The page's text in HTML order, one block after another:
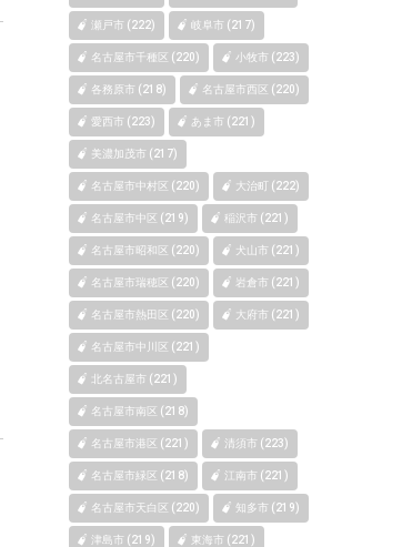
瀬戸市 (222) 岐阜市 (217)
名古屋市千種区 (220) 小牧市 (223)
各務原市 (218) 名古屋市西区 (220)
愛西市 (223) あま市 (221)
美濃加茂市 (217)
名古屋市中村区 (220) 大治町 (222)
名古屋市中区 (219) 稲沢市 (221)
名古屋市昭和区 (220) 犬山市 (221)
名古屋市瑞穂区 (220) 岩倉市 (221)
名古屋市熱田区 (220) 大府市 (221)
名古屋市中川区 (221)
北名古屋市 (221)
名古屋市南区 (218)
名古屋市港区 (221) 清須市 (223)
名古屋市緑区 (218) 江南市 (221)
名古屋市天白区 (220) 知多市 (219)
津島市 (219) 東海市 (221)